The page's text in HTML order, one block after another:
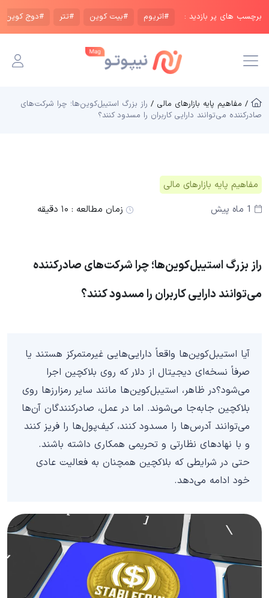
برچسب های پر بازدید : #اتریوم #بیت کوین #تتر #دوج کوین
/ مفاهیم پایه بازار‌های مالی / راز بزرگ استیبل‌کوین‌ها؛ چرا شرکت‌های
صادرکننده می‌توانند دارایی کاربران را مسدود کنند؟
مفاهیم پایه بازار‌های مالی
1 ماه پیش
زمان مطالعه : ۱۰ دقیقه
راز بزرگ استیبل‌کوین‌ها؛ چرا شرکت‌های صادرکننده
می‌توانند دارایی کاربران را مسدود کنند؟
آیا استیبل‌کوین‌ها واقعاً دارایی‌هایی غیرمتمرکز هستند یا
صرفاً نسخه‌ای دیجیتال از دلار که روی بلاکچین اجرا
می‌شود؟در ظاهر، استیبل‌کوین‌ها مانند سایر رمزارزها روی
بلاکچین جابه‌جا می‌شوند. اما در عمل، صادرکنندگان آن‌ها
می‌توانند آدرس‌ها را مسدود کنند، کیف‌پول‌ها را فریز کنند
و با نهادهای نظارتی و تحریمی همکاری داشته باشند.
حتی در شرایطی که بلاکچین همچنان به فعالیت عادی
خود ادامه می‌دهد.